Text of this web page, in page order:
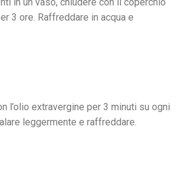
3 ore. Raffreddare in acqua e
l’olio extravergine per 3 minuti su ogni
leggermente e raffreddare.